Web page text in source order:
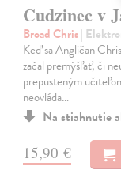
Cudzinec v
Broad Chris|
Keď sa Angličan
začal premýšľať, či
prepusteným
neovláda…
Na stiahnutie
15,90 €